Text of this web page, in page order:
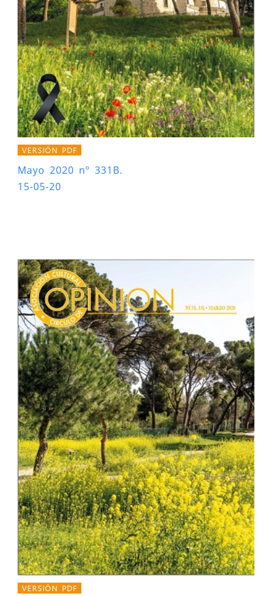
VERSIÓN PDF
Mayo 2020 nº 331B.
15-05-20
VERSIÓN PDF